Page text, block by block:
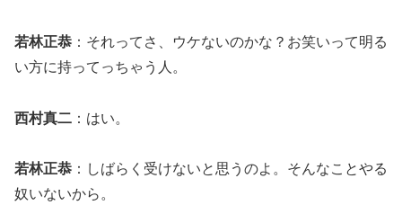
若林正恭 ：それってさ、ウケないのかな？お笑いって明る
い方に持ってっちゃう人。
西村真二 ：はい。
若林正恭 ：しばらく受けないと思うのよ。そんなことやる
奴いないから。